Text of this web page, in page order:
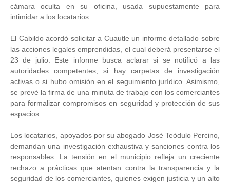
cámara oculta en su oficina, usada supuestamente para
intimidar a los locatarios.
El Cabildo acordó solicitar a Cuautle un informe detallado sobre
las acciones legales emprendidas, el cual deberá presentarse el
23 de julio. Este informe busca aclarar si se notificó a las
autoridades competentes, si hay carpetas de investigación
activas o si hubo omisión en el seguimiento jurídico. Asimismo,
se prevé la firma de una minuta de trabajo con los comerciantes
para formalizar compromisos en seguridad y protección de sus
espacios.
Los locatarios, apoyados por su abogado José Teódulo Percino,
demandan una investigación exhaustiva y sanciones contra los
responsables. La tensión en el municipio refleja un creciente
rechazo a prácticas que atentan contra la transparencia y la
seguridad de los comerciantes, quienes exigen justicia y un alto